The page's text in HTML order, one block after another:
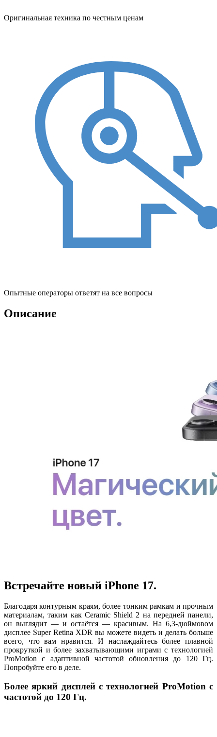
Оригинальная техника по честным ценам
Опытные операторы ответят на все вопросы
Описание
Встречайте новый iPhone 17.
Благодаря контурным краям, более тонким рамкам и прочным
материалам, таким как Ceramic Shield 2 на передней панели,
он выглядит — и остаётся — красивым. На 6,3-дюймовом
дисплее Super Retina XDR вы можете видеть и делать больше
всего, что вам нравится. И наслаждайтесь более плавной
прокруткой и более захватывающими играми с технологией
ProMotion с адаптивной частотой обновления до 120 Гц.
Попробуйте его в деле.
Более яркий дисплей с технологией ProMotion с
частотой до 120 Гц.